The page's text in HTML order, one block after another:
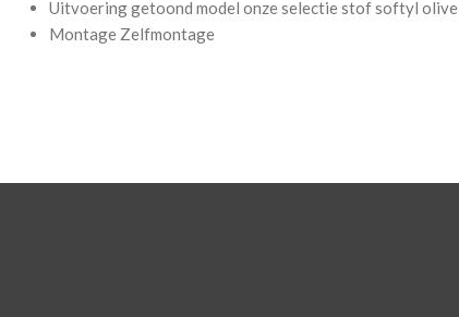
Uitvoering getoond model onze selectie stof softyl olive
Montage Zelfmontage